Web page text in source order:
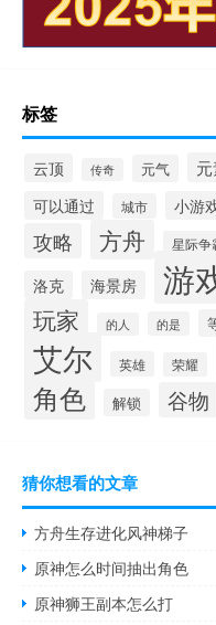
标签
云顶 传奇 元气
可以通过 城市 小游
攻略 方舟 星际争
洛克 海景房 游
玩家 的人 的是
艾尔 英雄 荣耀
角色 解锁 谷物
猜你想看的文章
方舟生存进化风神梯子
原神怎么时间抽出角色
原神狮王副本怎么打